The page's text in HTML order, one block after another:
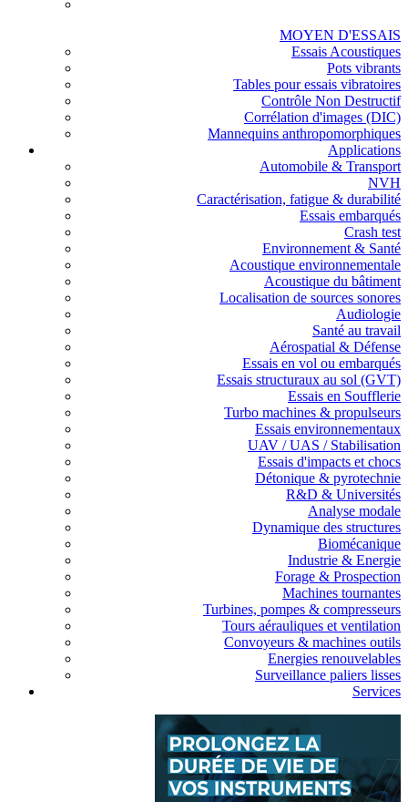
MOYEN D'ESSAIS
Essais Acoustiques
Pots vibrants
Tables pour essais vibratoires
Contrôle Non Destructif
Corrélation d'images (DIC)
Mannequins anthropomorphiques
Applications
Automobile & Transport
NVH
Caractérisation, fatigue & durabilité
Essais embarqués
Crash test
Environnement & Santé
Acoustique environnementale
Acoustique du bâtiment
Localisation de sources sonores
Audiologie
Santé au travail
Aérospatial & Défense
Essais en vol ou embarqués
Essais structuraux au sol (GVT)
Essais en Soufflerie
Turbo machines & propulseurs
Essais environnementaux
UAV / UAS / Stabilisation
Essais d'impacts et chocs
Détonique & pyrotechnie
R&D & Universités
Analyse modale
Dynamique des structures
Biomécanique
Industrie & Energie
Forage & Prospection
Machines tournantes
Turbines, pompes & compresseurs
Tours aérauliques et ventilation
Convoyeurs & machines outils
Energies renouvelables
Surveillance paliers lisses
Services